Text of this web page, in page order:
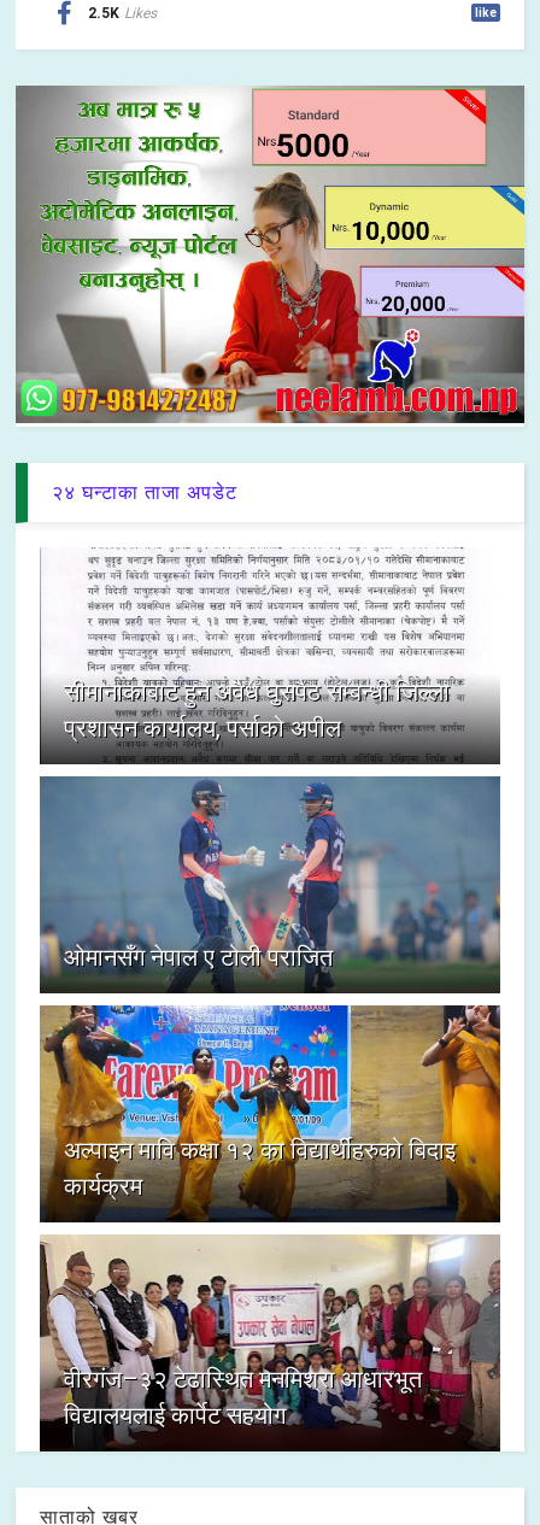
2.5K Likes like
२४ घन्टाका ताजा अपडेट
सीमानाकाबाट हुने अवैध घुसपैठ सम्बन्धी जिल्ला
प्रशासन कार्यालय, पर्साको अपील
ओमानसँग नेपाल ए टोली पराजित
अल्पाइन मावि कक्षा १२ का विद्यार्थीहरुको बिदाइ
कार्यक्रम
वीरगंज–३२ टेढास्थित मनमिश्रा आधारभूत
विद्यालयलाई कार्पेट सहयोग
साताको खबर